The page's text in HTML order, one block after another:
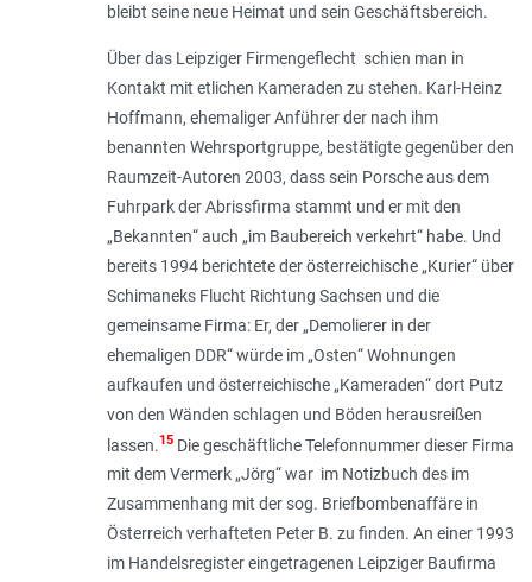
bleibt seine neue Heimat und sein Geschäftsbereich.
Über das Leipziger Firmengeflecht schien man in
Kontakt mit etlichen Kameraden zu stehen. Karl-Heinz
Hoffmann, ehemaliger Anführer der nach ihm
benannten Wehrsportgruppe, bestätigte gegenüber den
Raumzeit-Autoren 2003, dass sein Porsche aus dem
Fuhrpark der Abrissfirma stammt und er mit den
„Bekannten“ auch „im Baubereich verkehrt“ habe. Und
bereits 1994 berichtete der österreichische „Kurier“ über
Schimaneks Flucht Richtung Sachsen und die
gemeinsame Firma: Er, der „Demolierer in der
ehemaligen DDR“ würde im „Osten“ Wohnungen
aufkaufen und österreichische „Kameraden“ dort Putz
von den Wänden schlagen und Böden herausreißen
lassen.15Die geschäftliche Telefonnummer dieser Firma
mit dem Vermerk „Jörg“ war im Notizbuch des im
Zusammenhang mit der sog. Briefbombenaffäre in
Österreich verhafteten Peter B. zu finden. An einer 1993
im Handelsregister eingetragenen Leipziger Baufirma